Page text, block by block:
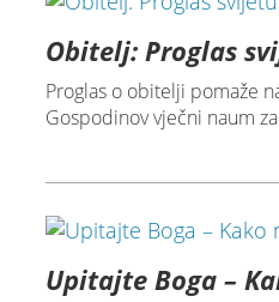
Obitelj: Proglas
Proglas o obitelji pomaže
Gospodinov vječni naum
Upitajte Boga –